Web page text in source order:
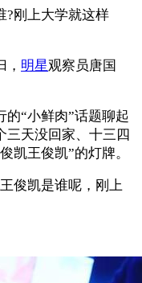
刚上大学就这样
明星观察员唐国
“小鲜肉”话题聊起
三天没回家、十三四
凯王俊凯”的灯牌。
俊凯是谁呢，刚上